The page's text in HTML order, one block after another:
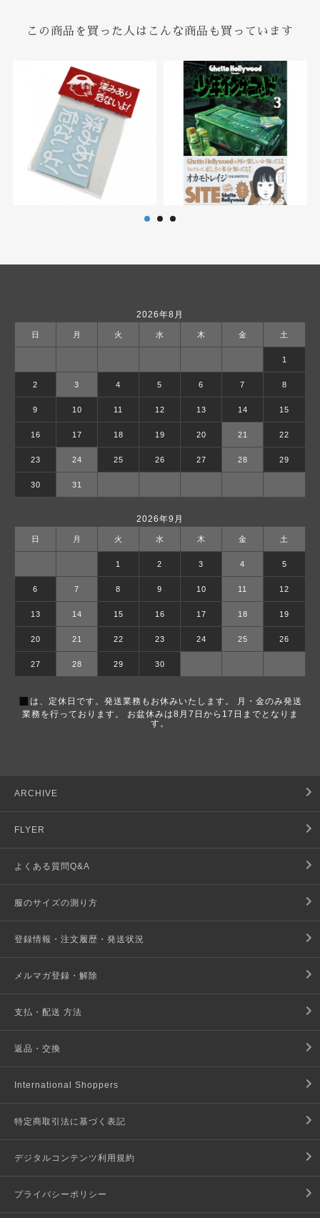
この商品を買った人はこんな商品も買っています
2026年8月
日 月 火 水 木 金 土
1
2 3 4 5 6 7 8
9 10 11 12 13 14 15
16 17 18 19 20 21 22
23 24 25 26 27 28 29
30 31
2026年9月
日 月 火 水 木 金 土
1 2 3 4 5
6 7 8 9 10 11 12
13 14 15 16 17 18 19
20 21 22 23 24 25 26
27 28 29 30
■ は、定休日です。発送業務もお休みいたします。 月・金のみ発送
業務を行っております。 お盆休みは8月7日から17日までとなりま
す。
ARCHIVE
FLYER
よくある質問Q&A
服のサイズの測り方
登録情報・注文履歴・発送状況
メルマガ登録・解除
支払・配送 方法
返品・交換
International Shoppers
特定商取引法に基づく表記
デジタルコンテンツ利用規約
プライバシーポリシー